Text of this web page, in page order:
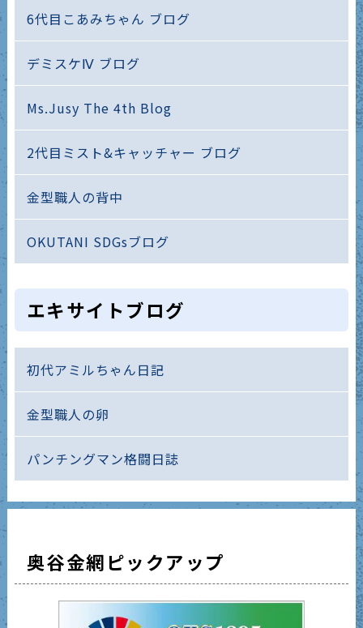
6代目こあみちゃん ブログ
デミスケⅣ ブログ
Ms.Jusy The 4th Blog
2代目ミスト&キャッチャー ブログ
金型職人の背中
OKUTANI SDGsブログ
エキサイトブログ
初代アミルちゃん日記
金型職人の卵
パンチングマン格闘日誌
奥谷金網ピックアップ